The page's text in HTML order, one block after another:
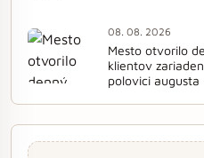
08. 08. 2026
Mesto otvorilo
klientov
polovici augusta